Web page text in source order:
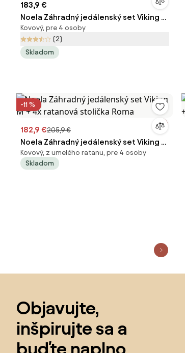
183,9 €
Noela Záhradný jedálenský set Viking M
+ 4x kovová stolička Ramada
Kovový, pre 4 osoby
(2)
Skladom
-11 %
182,9 €205,9 €
Noela Záhradný jedálenský set Viking M
+ 4x ratanová stolička Roma
Kovový, z umelého ratanu, pre 4 osoby
Skladom
Objavujte,
inšpirujte sa a
buďte naplno